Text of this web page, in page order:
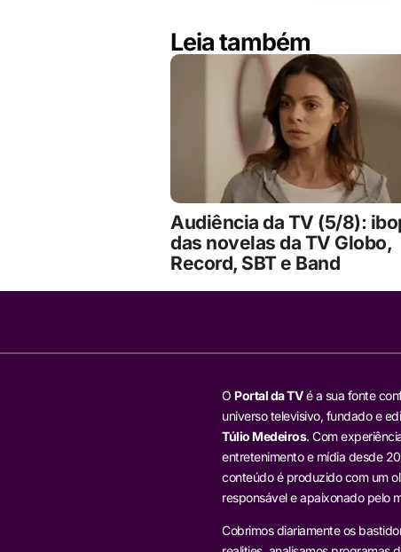
Leia também
Audiência da TV (5/8):
das novelas da TV Globo,
Record, SBT e Band
O Portal da TVé a sua fonte
universo televisivo, fundado e
Túlio Medeiros. Com
entretenimento e mídia desde
conteúdo é produzido com um
responsável e apaixonado pelo
Cobrimos diariamente os